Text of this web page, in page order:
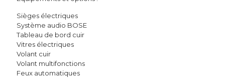
Sièges électriques
Système audio BOSE
Tableau de bord cuir
Vitres électriques
Volant cuir
Volant multifonctions
Feux automatiques